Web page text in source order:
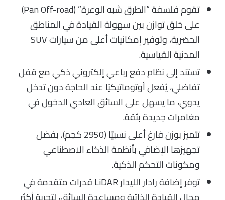
تقوم فلسفة “الطرق شبه الوعرة” (Pan Off-road)
على خلق توازن بين سهولة القيادة في المناطق
الحضرية، وتوفير إمكانيات أعلى من سيارات SUV
المدنية القياسية.
تستند إلى نظام دفع رباعي إلكتروني ذكي مع قفل
تفاضلي، يُفعل أوتوماتيكيًا عند الحاجة دون تدخل
يدوي، ما يسهل على السائق العادي الدخول في
مغامرات جديدة بثقة.
تتميز بوزن فارغ أعلى نسبيًا (2950 كجم)، بفضل
تجهيزها الإضافي بأنظمة الذكاء الاصطناعي
ومكونات التحكم الذكية.
توفر إضافة رادار الليدار LiDAR قدرات متقدمة في